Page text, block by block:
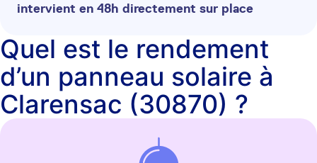
intervient en 48h directement sur place
Quel est le rendement
d’un panneau solaire à
Clarensac (30870) ?